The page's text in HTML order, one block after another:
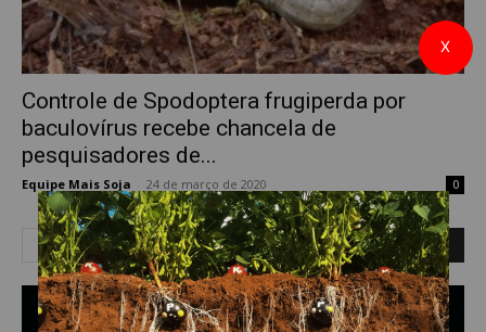
Controle de Spodoptera frugiperda por
baculovírus recebe chancela de
pesquisadores de...
Equipe Mais Soja 24 de março de 2020 0
X